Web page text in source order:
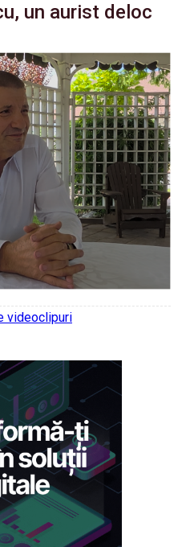
un aurist deloc
videoclipuri